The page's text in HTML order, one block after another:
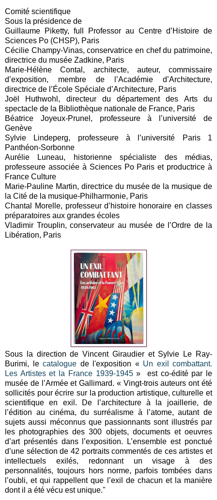
Comité scientifique
Sous la présidence de
Guillaume Piketty, full Professor au Centre d’Histoire de
Sciences Po (CHSP), Paris
Cécilie Champy-Vinas, conservatrice en chef du patrimoine,
directrice du musée Zadkine, Paris
Marie-Hélène Contal, architecte, auteur, commissaire
d’exposition, membre de l’Académie d’Architecture,
directrice de l’École Spéciale d’Architecture, Paris
Joël Huthwohl, directeur du département des Arts du
spectacle de la Bibliothèque nationale de France, Paris
Béatrice Joyeux-Prunel, professeure à l’université de
Genève
Sylvie Lindeperg, professeure à l’université Paris 1
Panthéon-Sorbonne
Aurélie Luneau, historienne spécialiste des médias,
professeure associée à Sciences Po Paris et productrice à
France Culture
Marie-Pauline Martin, directrice du musée de la musique de
la Cité de la musique-Philharmonie, Paris
Chantal Morelle, professeur d’histoire honoraire en classes
préparatoires aux grandes écoles
Vladimir Trouplin, conservateur au musée de l’Ordre de la
Libération, Paris
Sous la direction de Vincent Giraudier et Sylvie Le Ray-
Burimi, le catalogue de l'exposition « Un exil combattant.
Les Artistes et la France 1939-1945» est co-édité par le
musée de l’Armée et Gallimard. « Vingt-trois auteurs ont été
sollicités pour écrire sur la production artistique, culturelle et
scientifique en exil. De l’architecture à la joaillerie, de
l’édition au cinéma, du surréalisme à l’atome, autant de
sujets aussi méconnus que passionnants sont illustrés par
les photographies des 300 objets, documents et oeuvres
d’art présentés dans l’exposition. L’ensemble est ponctué
d’une sélection de 42 portraits commentés de ces artistes et
intellectuels exilés, redonnant un visage à des
personnalités, toujours hors norme, parfois tombées dans
l’oubli, et qui rappellent que l’exil de chacun et la manière
dont il a été vécu est unique."